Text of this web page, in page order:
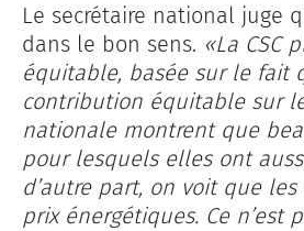
Le secrétaire national juge
dans le bon sens. «La CSC
équitable, basée sur le fait
contribution équitable sur
nationale montrent que
pour lesquels elles ont
d’autre part, on voit que
prix énergétiques. Ce n’est